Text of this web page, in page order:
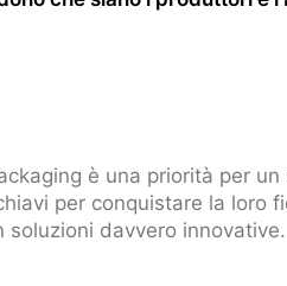
è una priorità per
per conquistare la loro
soluzioni davvero innovative.